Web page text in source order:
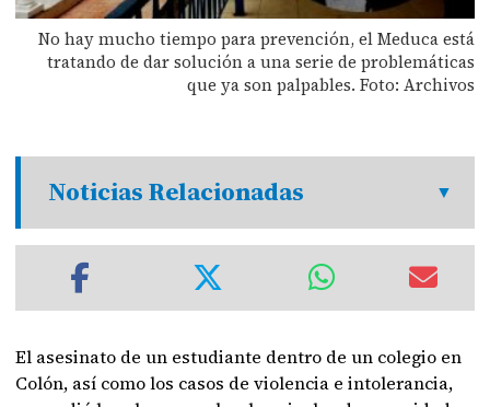
No hay mucho tiempo para prevención, el Meduca está
tratando de dar solución a una serie de problemáticas
que ya son palpables. Foto: Archivos
Noticias Relacionadas
El asesinato de un estudiante dentro de un colegio en
Colón, así como los casos de violencia e intolerancia,